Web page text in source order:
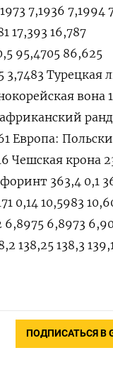
7,1936 7,1994
17,393 16,787
95,4705 86,625
3,7483 Турецкая
вона
ранд
Европа:
Чешская крона
363,4 0,1
0,14 10,5983
6,8975 6,8973
138,25 138,3
ПОДПИСАТЬСЯ В